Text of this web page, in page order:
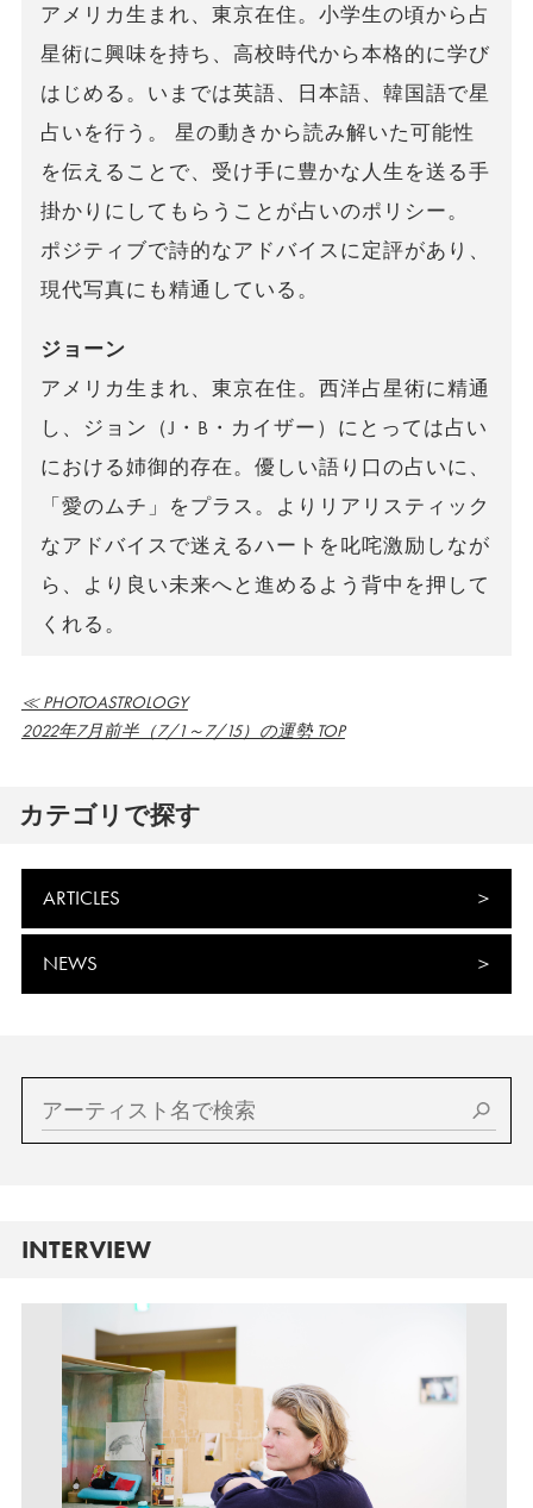
アメリカ生まれ、東京在住。小学生の頃から占
星術に興味を持ち、高校時代から本格的に学び
はじめる。いまでは英語、日本語、韓国語で星
占いを行う。 星の動きから読み解いた可能性
を伝えることで、受け手に豊かな人生を送る手
掛かりにしてもらうことが占いのポリシー。
ポジティブで詩的なアドバイスに定評があり、
現代写真にも精通している。
ジョーン
アメリカ生まれ、東京在住。西洋占星術に精通
し、ジョン（J・B・カイザー）にとっては占い
における姉御的存在。優しい語り口の占いに、
「愛のムチ」をプラス。よりリアリスティック
なアドバイスで迷えるハートを叱咤激励しなが
ら、より良い未来へと進めるよう背中を押して
くれる。
≪ PHOTOASTROLOGY
2022年7月前半（7/1～7/15）の運勢 TOP
カテゴリで探す
ARTICLES
NEWS
INTERVIEW